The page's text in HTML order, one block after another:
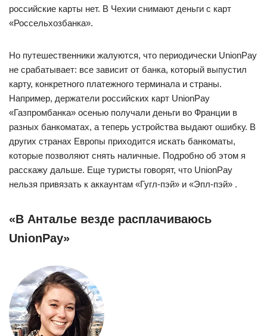
российские карты нет. В Чехии снимают деньги с карт
«Россельхозбанка».
Но путешественники жалуются, что периодически UnionPay
не срабатывает: все зависит от банка, который выпустил
карту, конкретного платежного терминала и страны.
Например, держатели российских карт UnionPay
«Газпромбанка» осенью получали деньги во Франции в
разных банкоматах, а теперь устройства выдают ошибку. В
других странах Европы приходится искать банкоматы,
которые позволяют снять наличные. Подробно об этом я
расскажу дальше. Еще туристы говорят, что UnionPay
нельзя привязать к аккаунтам «Гугл-пэй» и «Эпл-пэй» .
«В Анталье везде расплачиваюсь
UnionPay»